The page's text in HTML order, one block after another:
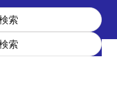
CA91C142D